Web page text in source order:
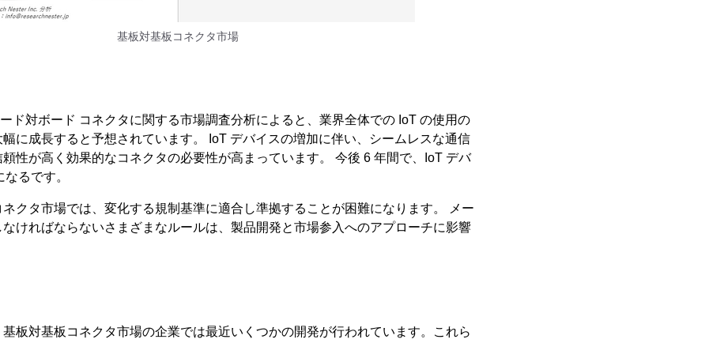
基板対基板コネクタ市場
ド対ボード コネクタに関する市場調査分析によると、業界全体での IoT の使用の
に成長すると予想されています。 IoT デバイスの増加に伴い、シームレスな通信
性が高く効果的なコネクタの必要性が高まっています。 今後 6 年間で、IoT デバ
るです。
クタ市場では、変化する規制基準に適合し準拠することが困難になります。 メー
ければならないさまざまなルールは、製品開発と市場参入へのアプローチに影響
板対基板コネクタ市場の企業では最近いくつかの開発が行われています。これら